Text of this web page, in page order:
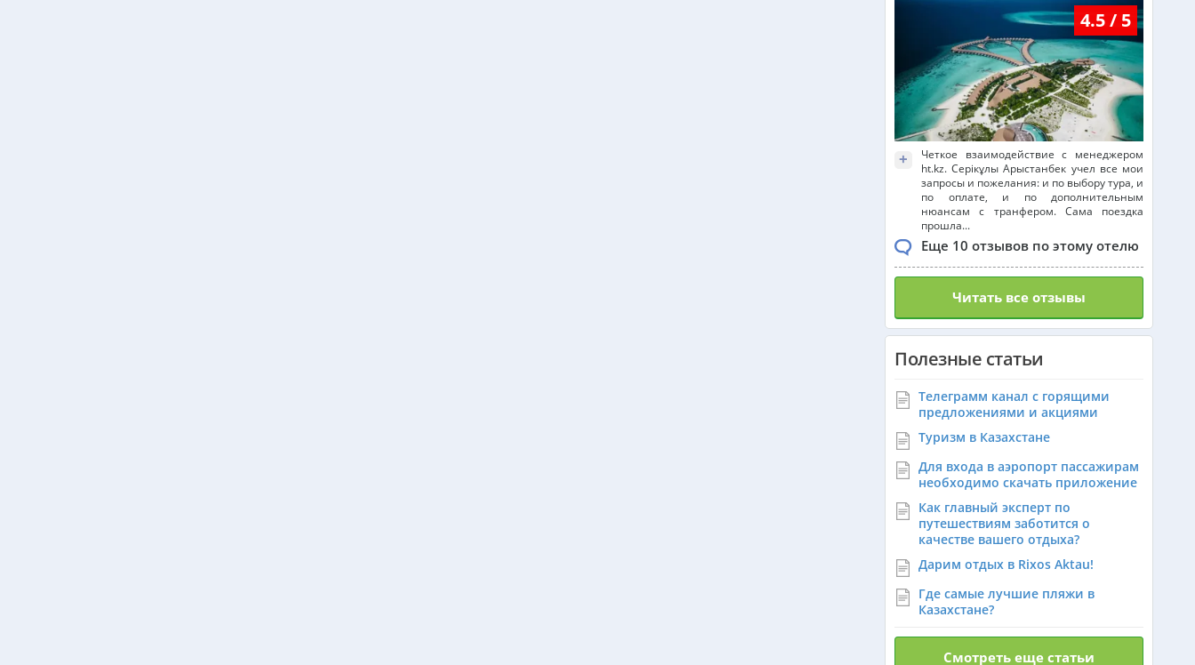
4.5 / 5
+
Четкое взаимодействие с менеджером
ht.kz. Серікұлы Арыстанбек учел все мои
запросы и пожелания: и по выбору тура, и
по оплате, и по дополнительным
нюансам с транфером. Сама поездка
прошла...
Еще 10 отзывов по этому отелю
Читать все отзывы
Полезные статьи
Телеграмм канал с горящими
предложениями и акциями
Туризм в Казахстане
Для входа в аэропорт пассажирам
необходимо скачать приложение
Как главный эксперт по
путешествиям заботится о
качестве вашего отдыха?
Дарим отдых в Rixos Aktau!
Где самые лучшие пляжи в
Казахстане?
Смотреть еще статьи